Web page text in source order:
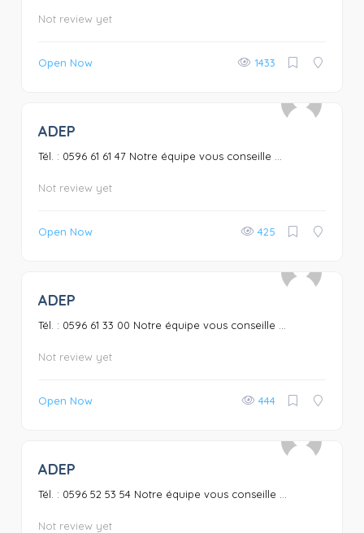
Not review yet
Open Now 1433
ADEP
Tél. : 0596 61 61 47 Notre équipe vous conseille ...
Not review yet
Open Now 425
ADEP
Tél. : 0596 61 33 00 Notre équipe vous conseille ...
Not review yet
Open Now 444
ADEP
Tél. : 0596 52 53 54 Notre équipe vous conseille ...
Not review yet